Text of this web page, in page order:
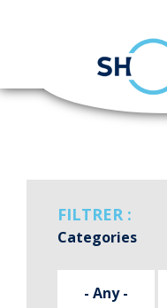
Skip
FILTRER :
Categories
- Any -